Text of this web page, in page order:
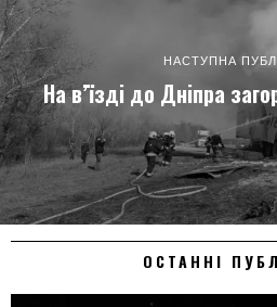
НАСТУПНА
На в’їзді до Дніпра
ОСТАННІ